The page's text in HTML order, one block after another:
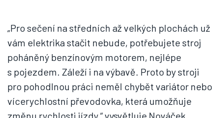
„Pro sečení na středních až velkých plochách už
vám elektrika stačit nebude, potřebujete stroj
poháněný benzínovým motorem, nejlépe
s pojezdem. Záleží i na výbavě. Proto by stroji
pro pohodlnou práci neměl chybět variátor nebo
vícerychlostní převodovka, která umožňuje
změnu rychlosti jízdy,“ vysvětluje Nováček.